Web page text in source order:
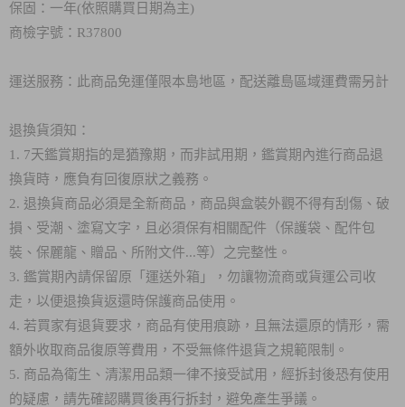
保固：一年(依照購買日期為主)
商檢字號：R37800
運送服務：此商品免運僅限本島地區，配送離島區域運費需另計
退換貨須知：
1. 7天鑑賞期指的是猶豫期，而非試用期，鑑賞期內進行商品退
換貨時，應負有回復原狀之義務。
2. 退換貨商品必須是全新商品，商品與盒裝外觀不得有刮傷、破
損、受潮、塗寫文字，且必須保有相關配件（保護袋、配件包
裝、保麗龍、贈品、所附文件...等）之完整性。
3. 鑑賞期內請保留原「運送外箱」，勿讓物流商或貨運公司收
走，以便退換貨返還時保護商品使用。
4. 若買家有退貨要求，商品有使用痕跡，且無法還原的情形，需
額外收取商品復原等費用，不受無條件退貨之規範限制。
5. 商品為衛生、清潔用品類一律不接受試用，經拆封後恐有使用
的疑慮，請先確認購買後再行拆封，避免產生爭議。